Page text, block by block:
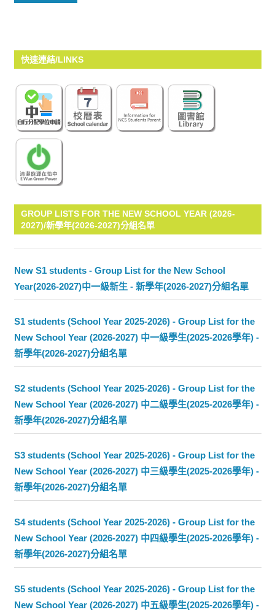
快速連結/LINKS
GROUP LISTS FOR THE NEW SCHOOL YEAR (2026-
2027)/新學年(2026-2027)分組名單
New S1 students - Group List for the New School
Year(2026-2027)中一級新生 - 新學年(2026-2027)分組名單
S1 students (School Year 2025-2026) - Group List for the
New School Year (2026-2027) 中一級學生(2025-2026學年) -
新學年(2026-2027)分組名單
S2 students (School Year 2025-2026) - Group List for the
New School Year (2026-2027) 中二級學生(2025-2026學年) -
新學年(2026-2027)分組名單
S3 students (School Year 2025-2026) - Group List for the
New School Year (2026-2027) 中三級學生(2025-2026學年) -
新學年(2026-2027)分組名單
S4 students (School Year 2025-2026) - Group List for the
New School Year (2026-2027) 中四級學生(2025-2026學年) -
新學年(2026-2027)分組名單
S5 students (School Year 2025-2026) - Group List for the
New School Year (2026-2027) 中五級學生(2025-2026學年) -